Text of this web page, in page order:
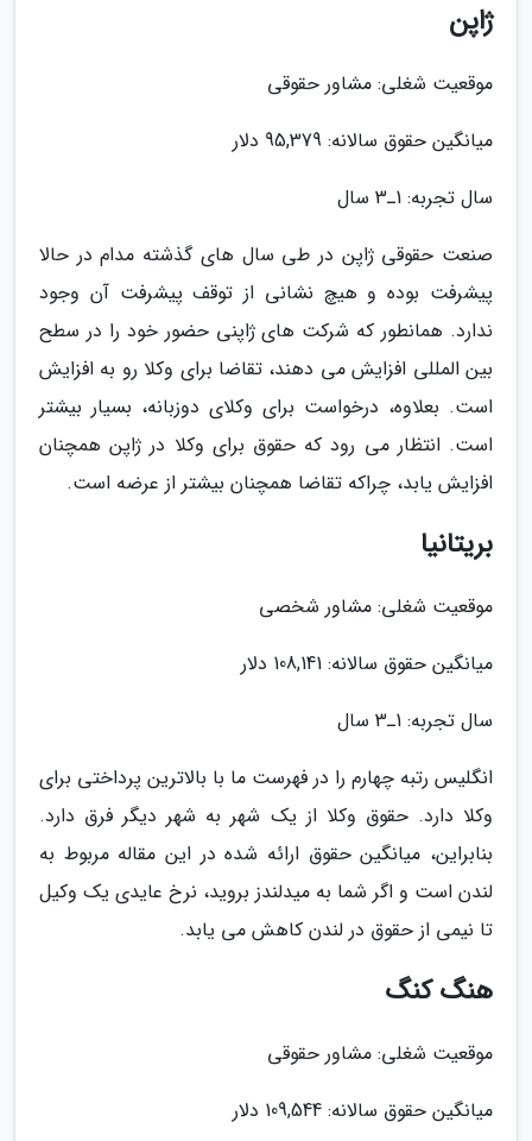
ژاپن
موقعیت شغلی: مشاور حقوقی
میانگین حقوق سالانه: 95,379 دلار
سال تجربه: 1ـ3 سال
صنعت حقوقی ژاپن در طی سال های گذشته مدام در حالا
پیشرفت بوده و هیچ نشانی از توقف پیشرفت آن وجود
ندارد. همانطور که شرکت های ژاپنی حضور خود را در سطح
بین المللی افزایش می دهند، تقاضا برای وکلا رو به افزایش
است. بعلاوه، درخواست برای وکلای دوزبانه، بسیار بیشتر
است. انتظار می رود که حقوق برای وکلا در ژاپن همچنان
افزایش یابد، چراکه تقاضا همچنان بیشتر از عرضه است.
بریتانیا
موقعیت شغلی: مشاور شخصی
میانگین حقوق سالانه: 108,141 دلار
سال تجربه: 1ـ3 سال
انگلیس رتبه چهارم را در فهرست ما با بالاترین پرداختی برای
وکلا دارد. حقوق وکلا از یک شهر به شهر دیگر فرق دارد.
بنابراین، میانگین حقوق ارائه شده در این مقاله مربوط به
لندن است و اگر شما به میدلندز بروید، نرخ عایدی یک وکیل
تا نیمی از حقوق در لندن کاهش می یابد.
هنگ کنگ
موقعیت شغلی: مشاور حقوقی
میانگین حقوق سالانه: 109,544 دلار